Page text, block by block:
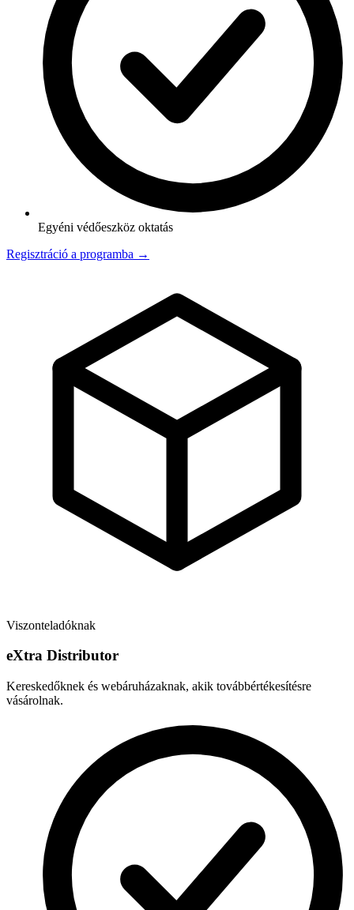
Egyéni védőeszköz oktatás
Regisztráció a programba →
Viszonteladóknak
eXtra Distributor
Kereskedőknek és webáruházaknak, akik továbbértékesítésre
vásárolnak.